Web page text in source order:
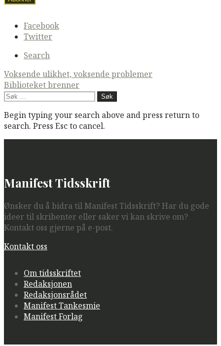
Secondary
navigation
Facebook
Twitter
Search
Post
navigation
Voksende ulikhet, voksende problemer
Biblioteket brenner
Søk
Begin typing your search above and press return to
search. Press Esc to cancel.
Manifest Tidsskrift
Ønsker du å bidra til Manifest Tidsskrift? Har du gode
ideer til skribenter eller saker vi kan skrive om?
Kontakt oss gjerne på e-post.
Kontakt oss
Om tidsskriftet
Redaksjonen
Redaksjonsrådet
Manifest Tankesmie
Manifest Forlag